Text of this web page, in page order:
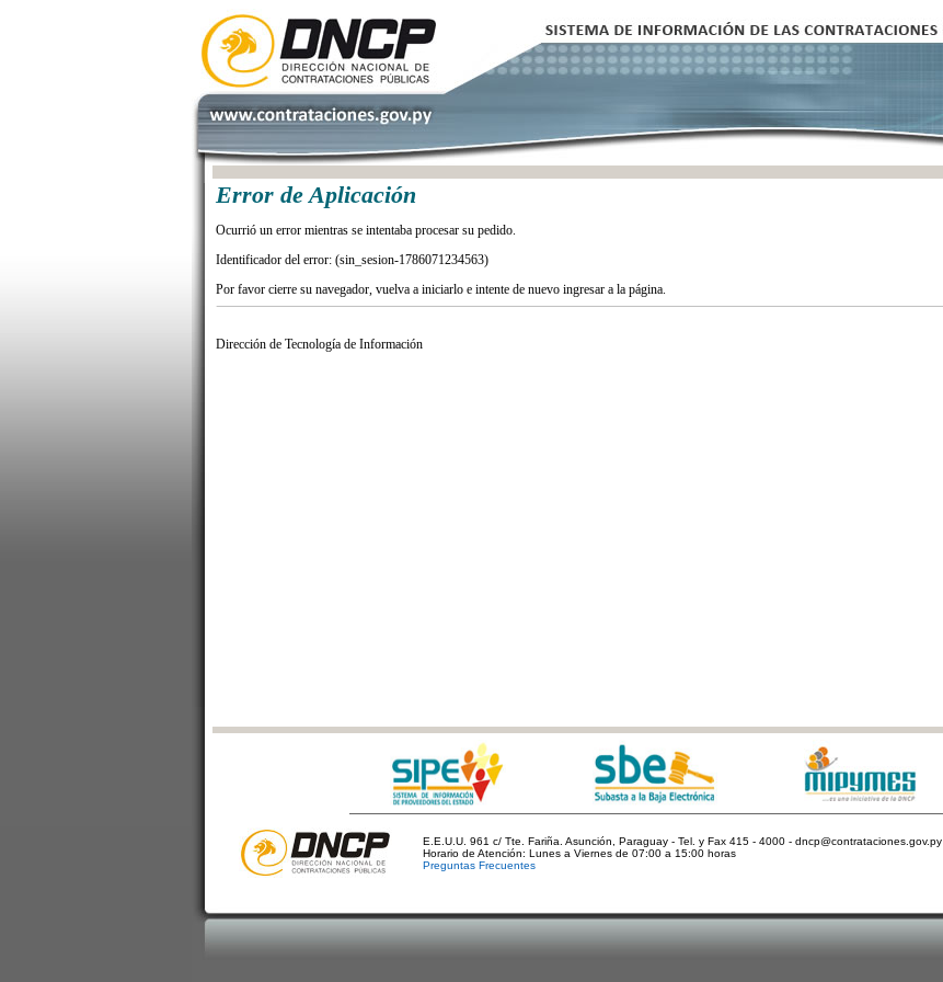
Error de Aplicación
Ocurrió un error mientras se intentaba procesar su pedido.
Identificador del error: (sin_sesion-1786071234563)
Por favor cierre su navegador, vuelva a iniciarlo e intente de nuevo ingresar a la página.
Dirección de Tecnología de Información
E.E.U.U. 961 c/ Tte. Fariña. Asunción, Paraguay - Tel. y Fax 415 - 4000 - dncp@contrataciones.gov.py
Horario de Atención: Lunes a Viernes de 07:00 a 15:00 horas
Preguntas Frecuentes